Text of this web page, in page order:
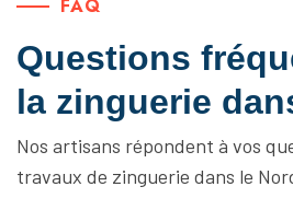
FAQ
Questions
la zinguerie
Nos artisans répondent à vos
travaux de zinguerie dans le